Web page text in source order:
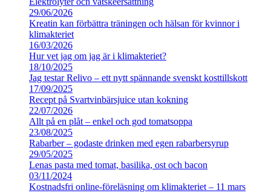
29/06/2026
Kreatin kan förbättra träningen och hälsan för kvinnor i
klimakteriet
16/03/2026
Hur vet jag om jag är i klimakteriet?
18/10/2025
Jag testar Relivo – ett nytt spännande svenskt kosttillskott
17/09/2025
Recept på Svartvinbärsjuice utan kokning
22/07/2026
Allt på en plåt – enkel och god tomatsoppa
23/08/2025
Rabarber – godaste drinken med egen rabarbersyrup
29/05/2025
Lenas pasta med tomat, basilika, ost och bacon
03/11/2024
Kostnadsfri online-föreläsning om klimakteriet – 11 mars